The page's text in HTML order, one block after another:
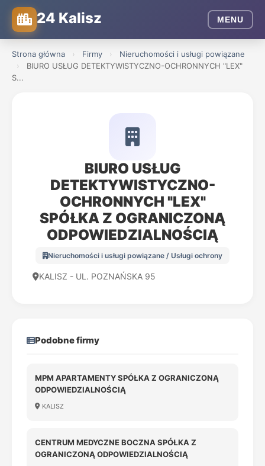
24 Kalisz MENU
Strona główna › Firmy ›
Nieruchomości i usługi powiązane
›
BIURO USŁUG DETEKTYWISTYCZNO-OCHRONNYCH "LEX"
S...
BIURO USŁUG
DETEKTYWISTYCZNO-
OCHRONNYCH "LEX"
SPÓŁKA Z OGRANICZONĄ
ODPOWIEDZIALNOŚCIĄ
Nieruchomości i usługi powiązane / Usługi ochrony
KALISZ - UL. POZNAŃSKA 95
Podobne firmy
MPM APARTAMENTY SPÓŁKA Z OGRANICZONĄ
ODPOWIEDZIALNOŚCIĄ
KALISZ
CENTRUM MEDYCZNE BOCZNA SPÓŁKA Z
OGRANICZONĄ ODPOWIEDZIALNOŚCIĄ